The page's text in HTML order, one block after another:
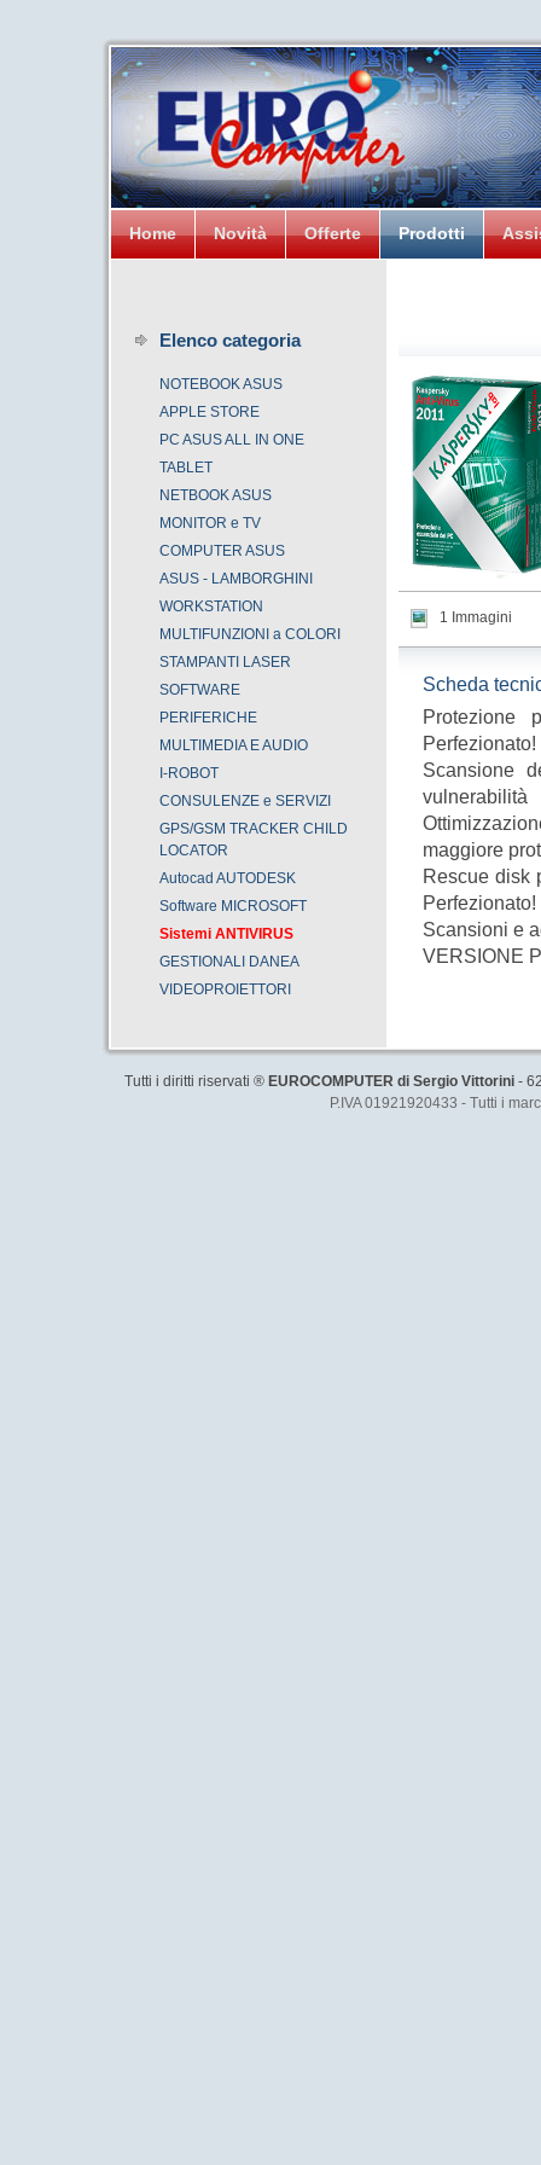
Home Novità Offerte Prodotti
Elenco categoria
NOTEBOOK ASUS
APPLE STORE
PC ASUS ALL IN ONE
TABLET
NETBOOK ASUS
MONITOR e TV
COMPUTER ASUS
ASUS - LAMBORGHINI
WORKSTATION
MULTIFUNZIONI a COLORI
STAMPANTI LASER
SOFTWARE
PERIFERICHE
MULTIMEDIA E AUDIO
I-ROBOT
CONSULENZE e SERVIZI
GPS/GSM TRACKER CHILD
LOCATOR
Autocad AUTODESK
Software MICROSOFT
Sistemi ANTIVIRUS
GESTIONALI DANEA
VIDEOPROIETTORI
1 Immagini
Scheda
Protezione
Perfezionato!
Scansione
vulnerabilità
maggiore
Rescue disk
Perfezionato!
Scansioni e
VERSIONE
Tutti i diritti riservati ® EUROCOMPUTER di Sergio Vittorini -
P.IVA 01921920433 - Tutti i